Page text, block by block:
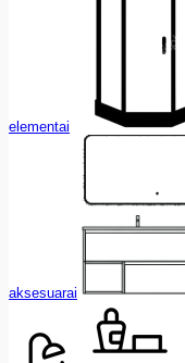
elementai
aksesuarai